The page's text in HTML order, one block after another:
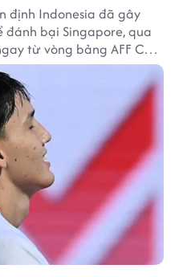
định Indonesia đã gây
bại Singapore, qua
từ vòng bảng AFF Cup